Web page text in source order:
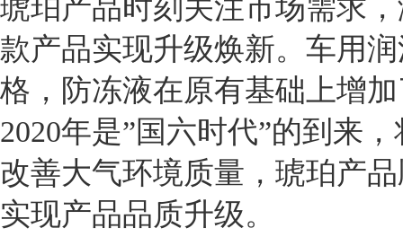
琥珀产品时刻关注市场需求
款产品实现升级焕新。车用
格，防冻液在原有基础上增
2020年是”国六时代”的到来
改善大气环境质量，琥珀产
实现产品品质升级。